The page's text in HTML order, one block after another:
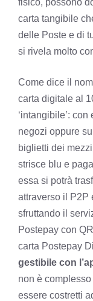
carta tangibile
delle Poste e di
si rivela molto
Come dice il
carta digitale al
‘intangibile’:
negozi oppure
biglietti dei
strisce blu e
essa si potrà
attraverso il P2P
sfruttando il
Postepay con
carta Postepay
gestibile con
non è
essere costretti